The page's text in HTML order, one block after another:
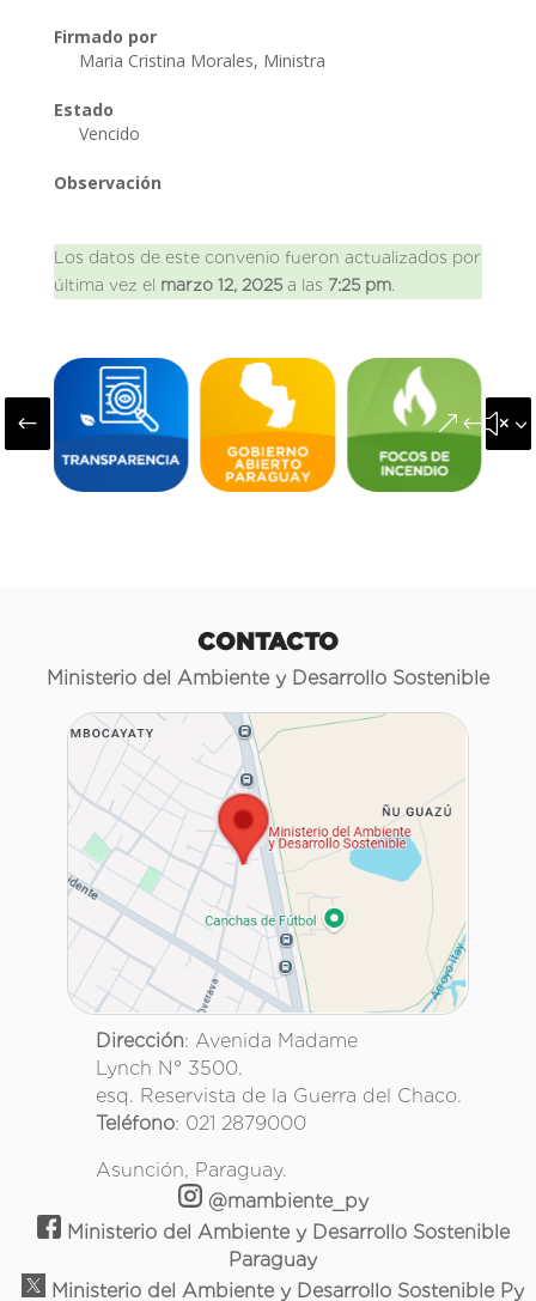
Firmado por
Maria Cristina Morales, Ministra
Estado
Vencido
Observación
Los datos de este convenio fueron actualizados por
última vez el marzo 12, 2025a las 7:25 pm.
#
CONTACTO
Ministerio del Ambiente y Desarrollo Sostenible
Dirección: Avenida Madame
Lynch N° 3500.
esq. Reservista de la Guerra del Chaco.
Teléfono: 021 2879000
Asunción, Paraguay.
@mambiente_py
Ministerio del Ambiente y Desarrollo Sostenible
Paraguay
Ministerio del Ambiente y Desarrollo Sostenible Py